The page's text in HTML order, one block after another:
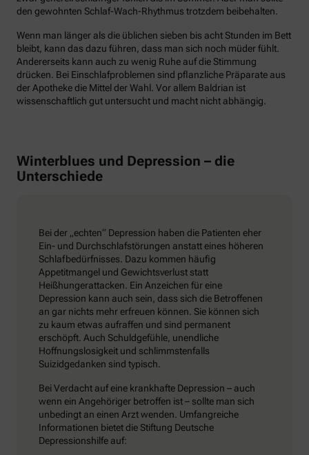
den gewohnten Schlaf-Wach-Rhythmus trotzdem beibehalten.
Wenn man länger als die üblichen sieben bis acht Stunden im Bett
bleibt, kann das dazu führen, dass man sich noch müder fühlt.
Andererseits kann auch zu wenig Ruhe auf die Stimmung
drücken. Bei Einschlafproblemen sind pflanzliche Präparate aus
der Apotheke die Mittel der Wahl. Vor allem Baldrian ist
wissenschaftlich gut untersucht und macht nicht abhängig.
Winterblues und Depression – die
Unterschiede
Bei der „echten“ Depression haben die Patienten eher
Ein- und Durchschlafstörungen anstatt eines höheren
Schlafbedürfnisses. Dazu kommen häufig
Appetitmangel und Gewichtsverlust statt
Heißhungerattacken. Ein Anzeichen für eine
Depression kann auch sein, dass sich die Betroffenen
an gar nichts mehr erfreuen können. Sie können sich
zu kaum etwas aufraffen und sind permanent
erschöpft. Auch Schuldgefühle, unendliche
Hoffnungslosigkeit und schlimmstenfalls
Suizidgedanken sind typisch.
Bei Verdacht auf eine krankhafte Depression – auch
wenn ein Angehöriger betroffen ist – sollte man sich
unbedingt an einen Arzt wenden. Umfangreiche
Informationen bietet die Stiftung Deutsche
Depressionshilfe auf: